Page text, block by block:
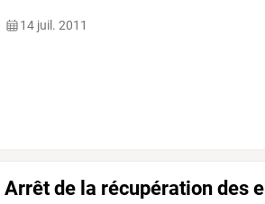
14 juil. 2011
Arrêt de la récupération des